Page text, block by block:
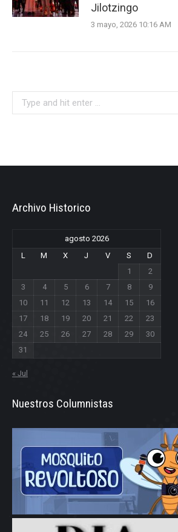
Jilotzingo
3 mayo, 2026 10:16 AM
Archivo Historico
agosto 2026
L
M X J V S
D
1
2
3
4 5 6 7 8
9
10
11 12 13 14 15
16
17
18 19 20 21 22
23
24
25 26 27 28 29
30
31
« Jul
Nuestros Columnistas